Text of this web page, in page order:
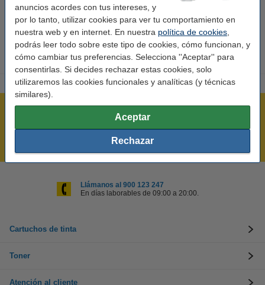
anuncios acordes con tus intereses, y
por lo tanto, utilizar cookies para ver tu comportamiento en
nuestra web y en internet. En nuestra política de cookies
podrás leer todo sobre este tipo de cookies, cómo funcionan, y
cómo cambiar tus preferencias. Selecciona ''Aceptar'' para
consentirlas. Si decides rechazar estas cookies, solo
utilizaremos las cookies funcionales y analíticas (y técnicas
similares).
Aceptar
Rechazar
Código EAN: -
Núm. de item: 095254
¡Recibe en 24 horas!
Mejor Precio Garantizado
Llámanos al 900 123 247
En días laborables de 09:00 a 20:00.
Cartuchos de tinta
Toner
Atención al cliente